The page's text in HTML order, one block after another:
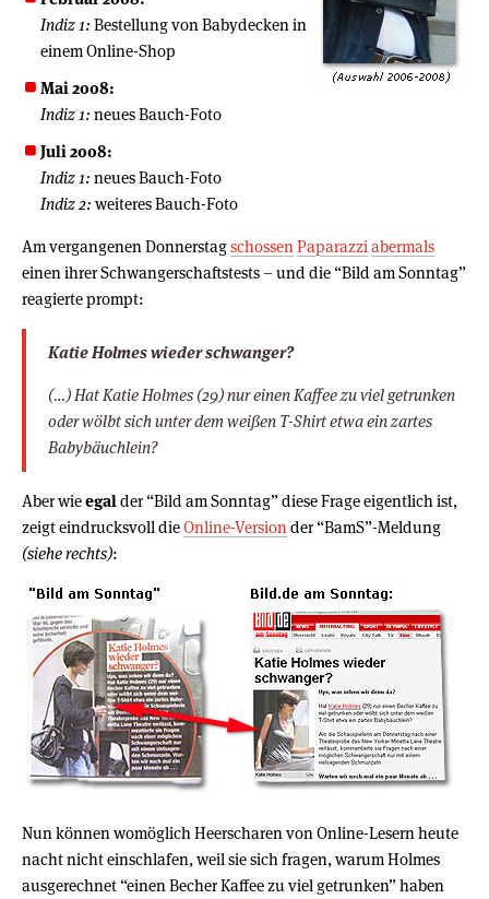
Indiz 1: Bestellung von Babydecken in
einem Online-Shop
Mai 2008:
Indiz 1: neues Bauch-Foto
Juli 2008:
Indiz 1: neues Bauch-Foto
Indiz 2: weiteres Bauch-Foto
Am vergangenen Donnerstagschossen Paparazzi abermals
einen ihrer Schwangerschaftstests – und die “Bild am Sonntag”
reagierte prompt:
Katie Holmes wieder schwanger?
(…) Hat Katie Holmes (29) nur einen Kaffee zu viel getrunken
oder wölbt sich unter dem weißen T-Shirt etwa ein zartes
Babybäuchlein?
Aber wieegal der “Bild am Sonntag” diese Frage eigentlich ist,
zeigt eindrucksvoll dieOnline-Version der “BamS”-Meldung
(siehe rechts):
Nun können womöglich Heerscharen von Online-Lesern heute
nacht nicht einschlafen, weil sie sich fragen, warum Holmes
ausgerechnet “einen Becher Kaffee zu viel getrunken” haben